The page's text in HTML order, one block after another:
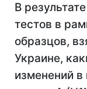
В
тестов в
образцов,
Украине,
изменений в